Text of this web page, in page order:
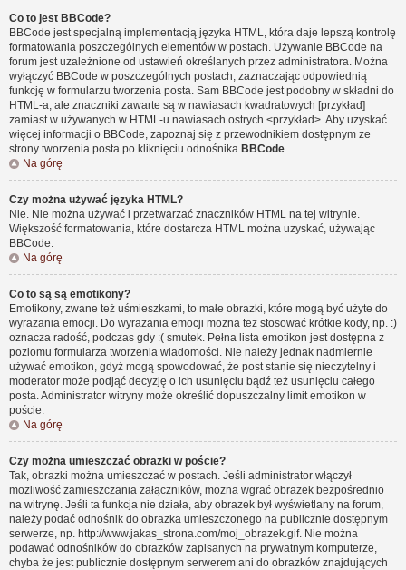
Co to jest BBCode?
BBCode jest specjalną implementacją języka HTML, która daje lepszą kontrolę
formatowania poszczególnych elementów w postach. Używanie BBCode na
forum jest uzależnione od ustawień określanych przez administratora. Można
wyłączyć BBCode w poszczególnych postach, zaznaczając odpowiednią
funkcję w formularzu tworzenia posta. Sam BBCode jest podobny w składni do
HTML-a, ale znaczniki zawarte są w nawiasach kwadratowych [przykład]
zamiast w używanych w HTML-u nawiasach ostrych <przykład>. Aby uzyskać
więcej informacji o BBCode, zapoznaj się z przewodnikiem dostępnym ze
strony tworzenia posta po kliknięciu odnośnika BBCode.
Na górę
Czy można używać języka HTML?
Nie. Nie można używać i przetwarzać znaczników HTML na tej witrynie.
Większość formatowania, które dostarcza HTML można uzyskać, używając
BBCode.
Na górę
Co to są są emotikony?
Emotikony, zwane też uśmieszkami, to małe obrazki, które mogą być użyte do
wyrażania emocji. Do wyrażania emocji można też stosować krótkie kody, np. :)
oznacza radość, podczas gdy :( smutek. Pełna lista emotikon jest dostępna z
poziomu formularza tworzenia wiadomości. Nie należy jednak nadmiernie
używać emotikon, gdyż mogą spowodować, że post stanie się nieczytelny i
moderator może podjąć decyzję o ich usunięciu bądź też usunięciu całego
posta. Administrator witryny może określić dopuszczalny limit emotikon w
poście.
Na górę
Czy można umieszczać obrazki w poście?
Tak, obrazki można umieszczać w postach. Jeśli administrator włączył
możliwość zamieszczania załączników, można wgrać obrazek bezpośrednio
na witrynę. Jeśli ta funkcja nie działa, aby obrazek był wyświetlany na forum,
należy podać odnośnik do obrazka umieszczonego na publicznie dostępnym
serwerze, np. http://www.jakas_strona.com/moj_obrazek.gif. Nie można
podawać odnośników do obrazków zapisanych na prywatnym komputerze,
chyba że jest publicznie dostępnym serwerem ani do obrazków znajdujących